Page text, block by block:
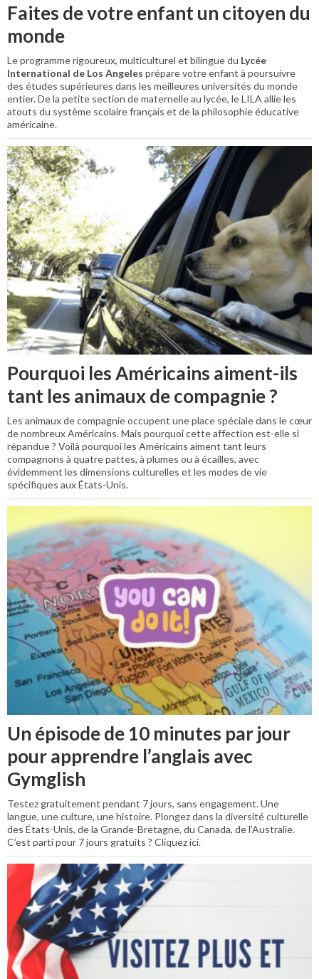
Faites de votre enfant un citoyen du
monde
Le programme rigoureux, multiculturel et bilingue du Lycée
International de Los Angeles prépare votre enfant à poursuivre
des études supérieures dans les meilleures universités du monde
entier. De la petite section de maternelle au lycée, le LILA allie les
atouts du système scolaire français et de la philosophie éducative
américaine.
Pourquoi les Américains aiment-ils
tant les animaux de compagnie ?
Les animaux de compagnie occupent une place spéciale dans le cœur
de nombreux Américains. Mais pourquoi cette affection est-elle si
répandue ? Voilà pourquoi les Américains aiment tant leurs
compagnons à quatre pattes, à plumes ou à écailles, avec
évidemment les dimensions culturelles et les modes de vie
spécifiques aux États-Unis.
Un épisode de 10 minutes par jour
pour apprendre l’anglais avec
Gymglish
Testez gratuitement pendant 7 jours, sans engagement. Une
langue, une culture, une histoire. Plongez dans la diversité culturelle
des États-Unis, de la Grande-Bretagne, du Canada, de l’Australie.
C’est parti pour 7 jours gratuits ? Cliquez ici.